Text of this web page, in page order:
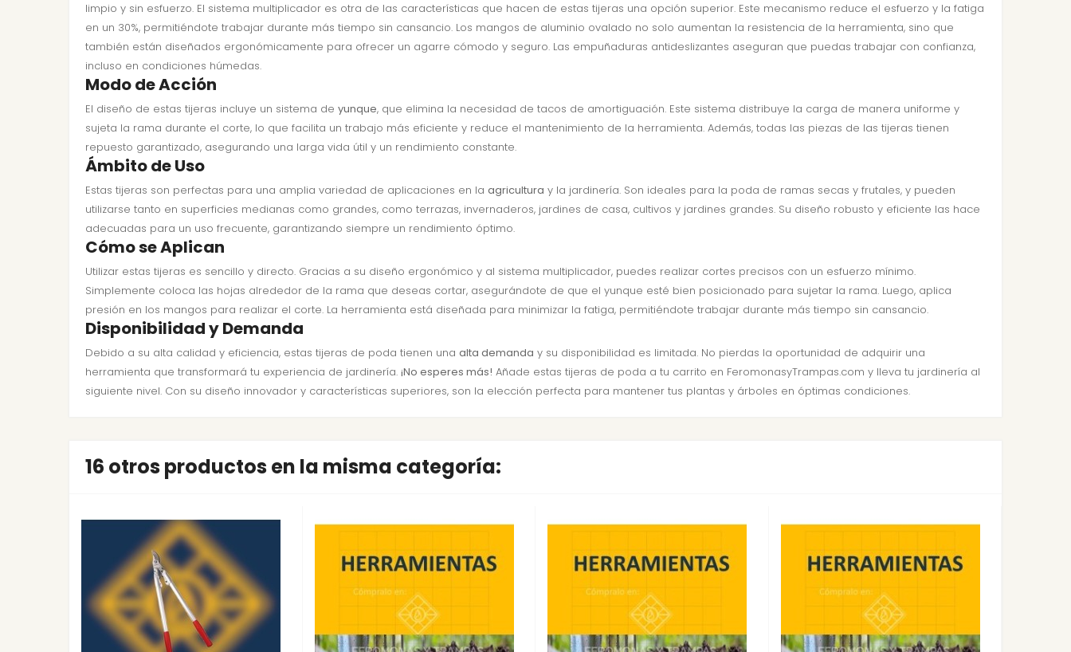
limpio y sin esfuerzo. El sistema multiplicador es otra de las características que hacen de estas tijeras una opción superior. Este mecanismo reduce el esfuerzo y la fatiga
en un 30%, permitiéndote trabajar durante más tiempo sin cansancio. Los mangos de aluminio ovalado no solo aumentan la resistencia de la herramienta, sino que
también están diseñados ergonómicamente para ofrecer un agarre cómodo y seguro. Las empuñaduras antideslizantes aseguran que puedas trabajar con confianza,
incluso en condiciones húmedas.
Modo de Acción
El diseño de estas tijeras incluye un sistema de yunque, que elimina la necesidad de tacos de amortiguación. Este sistema distribuye la carga de manera uniforme y
sujeta la rama durante el corte, lo que facilita un trabajo más eficiente y reduce el mantenimiento de la herramienta. Además, todas las piezas de las tijeras tienen
repuesto garantizado, asegurando una larga vida útil y un rendimiento constante.
Ámbito de Uso
Estas tijeras son perfectas para una amplia variedad de aplicaciones en la agricultura y la jardinería. Son ideales para la poda de ramas secas y frutales, y pueden
utilizarse tanto en superficies medianas como grandes, como terrazas, invernaderos, jardines de casa, cultivos y jardines grandes. Su diseño robusto y eficiente las hace
adecuadas para un uso frecuente, garantizando siempre un rendimiento óptimo.
Cómo se Aplican
Utilizar estas tijeras es sencillo y directo. Gracias a su diseño ergonómico y al sistema multiplicador, puedes realizar cortes precisos con un esfuerzo mínimo.
Simplemente coloca las hojas alrededor de la rama que deseas cortar, asegurándote de que el yunque esté bien posicionado para sujetar la rama. Luego, aplica
presión en los mangos para realizar el corte. La herramienta está diseñada para minimizar la fatiga, permitiéndote trabajar durante más tiempo sin cansancio.
Disponibilidad y Demanda
Debido a su alta calidad y eficiencia, estas tijeras de poda tienen una alta demanda y su disponibilidad es limitada. No pierdas la oportunidad de adquirir una
herramienta que transformará tu experiencia de jardinería. ¡No esperes más! Añade estas tijeras de poda a tu carrito en FeromonasyTrampas.com y lleva tu jardinería al
siguiente nivel. Con su diseño innovador y características superiores, son la elección perfecta para mantener tus plantas y árboles en óptimas condiciones.
16 otros productos en la misma categoría: